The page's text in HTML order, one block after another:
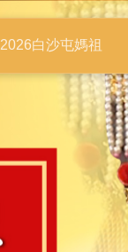
2026白沙屯媽祖